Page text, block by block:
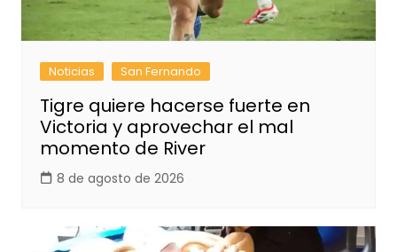
Noticias San Fernando
Tigre quiere hacerse fuerte en
Victoria y aprovechar el mal
momento de River
8 de agosto de 2026